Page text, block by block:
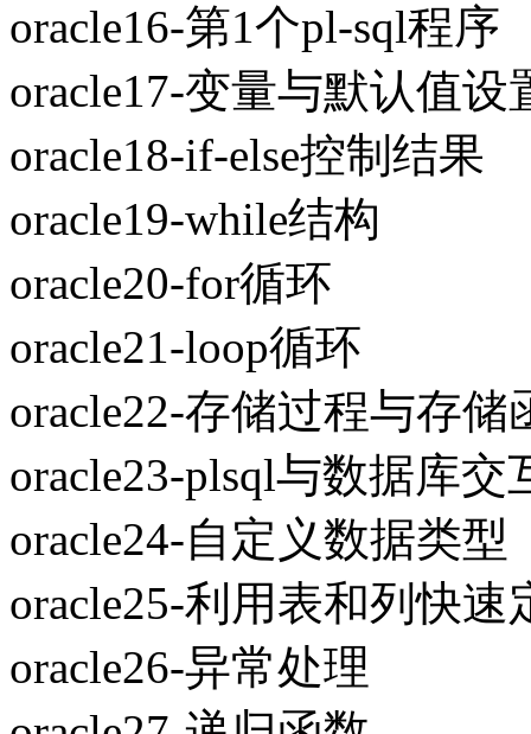
oracle16-第1个pl-sql程序
oracle17-变量与默认值设
oracle18-if-else控制结果
oracle19-while结构
oracle20-for循环
oracle21-loop循环
oracle22-存储过程与存储
oracle23-plsql与数据库交
oracle24-自定义数据类型
oracle25-利用表和列快速
oracle26-异常处理